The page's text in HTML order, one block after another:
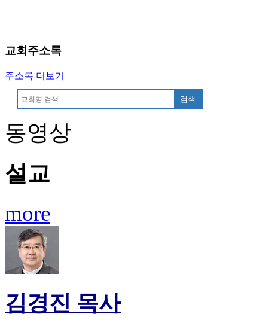
교회주소록
주소록 더보기
검색
동영상
설교
more
김경진 목사